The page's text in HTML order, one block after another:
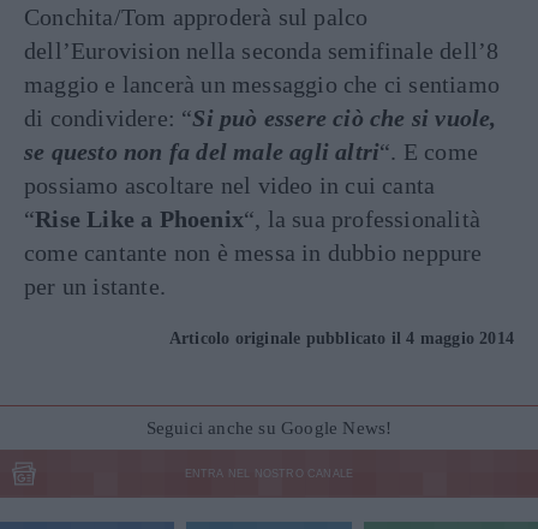
Conchita/Tom approderà sul palco
dell’Eurovision nella seconda semifinale dell’8
maggio e lancerà un messaggio che ci sentiamo
di condividere: “Si può essere ciò che si vuole,
se questo non fa del male agli altri“. E come
possiamo ascoltare nel video in cui canta
“Rise Like a Phoenix“, la sua professionalità
come cantante non è messa in dubbio neppure
per un istante.
Articolo originale pubblicato il 4 maggio 2014
Seguici anche su Google News!
ENTRA NEL NOSTRO CANALE